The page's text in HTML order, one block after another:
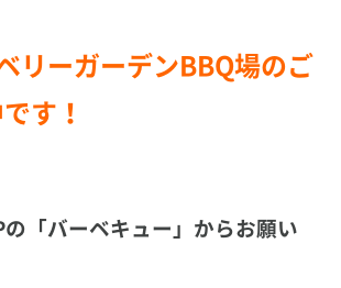
リーガーデンBBQ場のご
す！
の「バーベキュー」からお願い